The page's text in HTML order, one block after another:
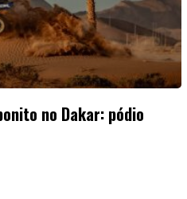
no Dakar: pódio